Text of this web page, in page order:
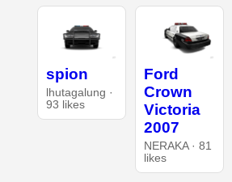
spion
lhutagalung ·
93 likes
Ford
Crown
Victoria
2007
NERAKA · 81
likes